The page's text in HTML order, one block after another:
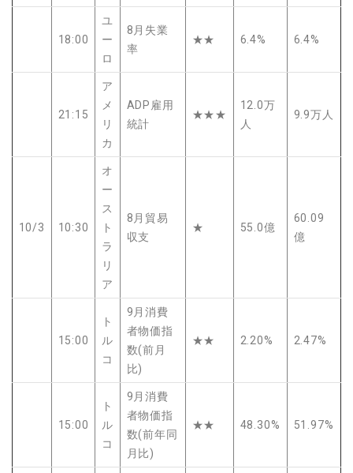
18:00
ユ
ー
ロ
8月失業
率
★★ 6.4% 6.4%
21:15
ア
メ
リ
カ
ADP雇用
統計
★★★
12.0万
人
9.9万人
10/3 10:30
オ
ー
ス
ト
ラ
リ
ア
8月貿易
収支
★ 55.0億
60.09
億
15:00
ト
ル
コ
9月消費
者物価指
数(前月
比)
★★ 2.20% 2.47%
15:00
ト
ル
コ
9月消費
者物価指
数(前年同
月比)
★★ 48.30% 51.97%